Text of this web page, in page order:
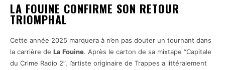
LA FOUINE CONFIRME SON RETOUR
TRIOMPHAL
Cette année 2025 marquera à n’en pas douter un tournant dans
la carrière de La Fouine. Après le carton de sa mixtape “Capitale
du Crime Radio 2”, l’artiste originaire de Trappes a littéralement